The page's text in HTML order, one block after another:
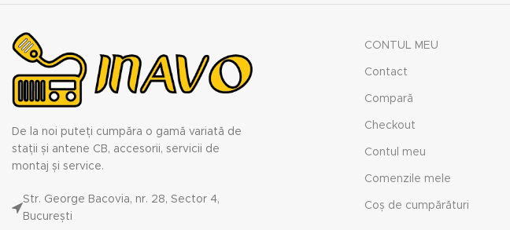
De la noi puteți cumpăra o gamă variată de
stații și antene CB, accesorii, servicii de
montaj și service.
Str. George Bacovia, nr. 28, Sector 4,
București
CONTUL MEU
Contact
Compară
Checkout
Contul meu
Comenzile mele
Coș de cumpărături